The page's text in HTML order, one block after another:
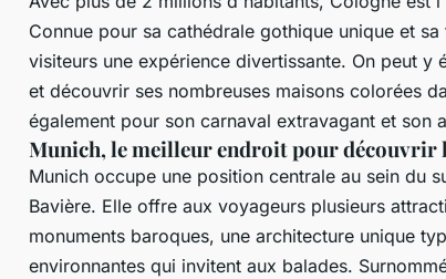
Connue pour sa cathédrale gothique unique et
visiteurs une expérience divertissante. On peut y
et découvrir ses nombreuses maisons colorées
également pour son carnaval extravagant et son
Munich, le meilleur endroit pour découvrir
Munich occupe une position centrale au sein du
Bavière. Elle offre aux voyageurs plusieurs
monuments baroques, une architecture unique
environnantes qui invitent aux balades.